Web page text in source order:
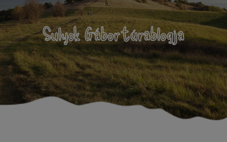
Sulyok Gábor túrablogja